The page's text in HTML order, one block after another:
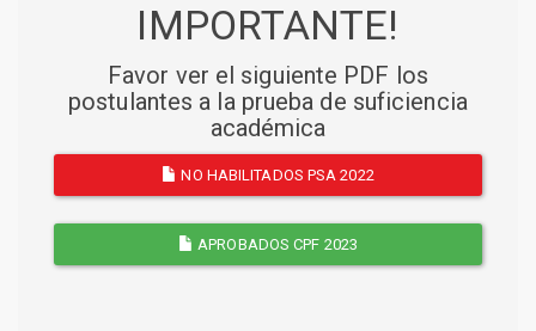
IMPORTANTE!
Favor ver el siguiente PDF los
postulantes a la prueba de suficiencia
académica
NO HABILITADOS PSA 2022
APROBADOS CPF 2023